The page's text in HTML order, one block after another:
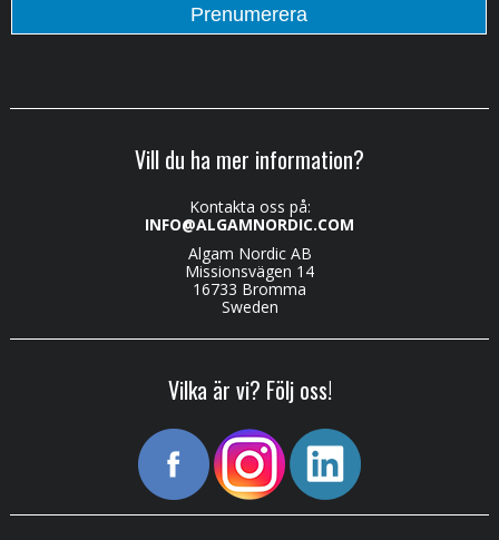
Vill du ha mer information?
Kontakta oss på:
INFO@ALGAMNORDIC.COM
Algam Nordic AB
Missionsvägen 14
16733 Bromma
Sweden
Vilka är vi? Följ oss!